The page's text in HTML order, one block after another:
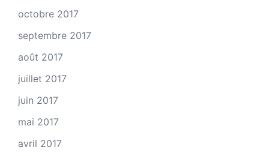
octobre 2017
septembre 2017
août 2017
juillet 2017
juin 2017
mai 2017
avril 2017